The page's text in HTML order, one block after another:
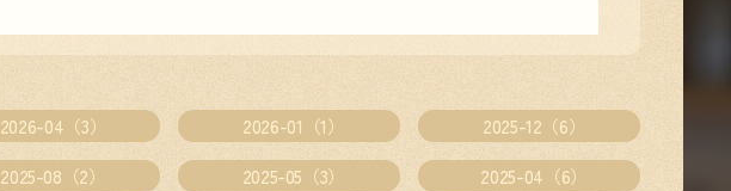
2026-04（3） 2026-01（1）
2025-12（6）
2025-08（2） 2025-05（3） 2025-04（6）